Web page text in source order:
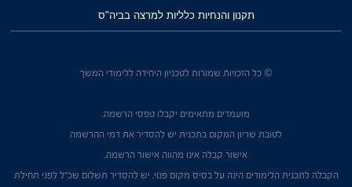
תקנון והנחיות כלליות למרצה בביה"ס
© כל הזכויות שמורות לטכניון היחידה ללימודי המשך
מועמדים מתאימים יקבלו טפסי הרשמה.
לטובת שריון המקום בתכנית יש להסדיר את דמי ההרשמה
אישור קבלה אינו מהווה אישור הרשמה.
הקבלה לתכנית הלימודים הינה על בסיס מקום פנוי. יש להסדיר תשלום שכ"ל לפני תחילת